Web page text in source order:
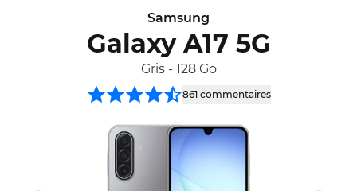
Samsung
Galaxy A17 5G
Gris- 128 Go
861commentaires